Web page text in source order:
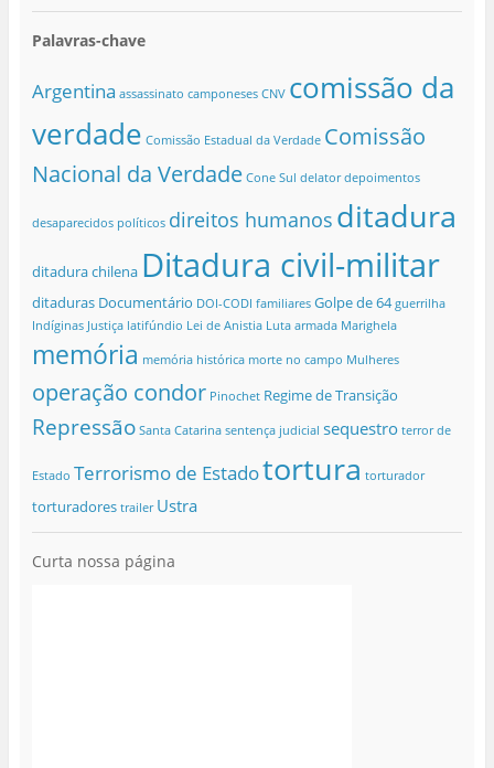
Palavras-chave
Argentina assassinato camponeses CNV comissão da
verdade Comissão Estadual da Verdade Comissão
Nacional da Verdade Cone Sul delator depoimentos
desaparecidos políticos direitos humanos ditadura
ditadura chilena Ditadura civil-militar
ditaduras Documentário DOI-CODI familiares Golpe de 64 guerrilha
Indíginas Justiça latifúndio Lei de Anistia Luta armada Marighela
memória memória histórica morte no campo Mulheres
operação condor Pinochet Regime de Transição
Repressão Santa Catarina sentença judicial sequestro terror de
Estado Terrorismo de Estadotortura torturador
torturadores trailer Ustra
Curta nossa página